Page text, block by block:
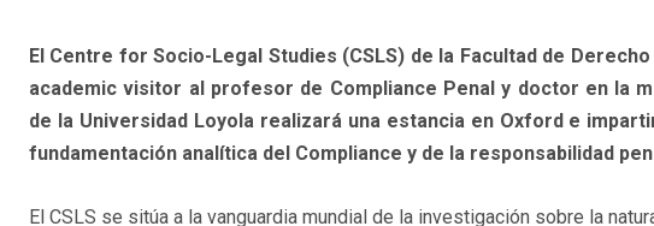
El Centre for Socio-Legal Studies (CSLS) de la Facultad de
academic visitor al profesor de Compliance Penal y doctor en la
de la Universidad Loyola realizará una estancia en Oxford e
fundamentación analítica del Compliance y de la responsabilidad
El CSLS se sitúa a la vanguardia mundial de la investigación sobre la